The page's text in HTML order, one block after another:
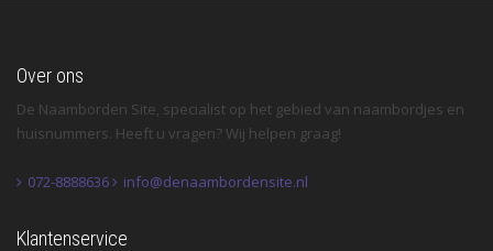
Over ons
De Naamborden Site, specialist op het gebied van naambordjes en
huisnummers. Heeft u vragen? Wij helpen graag!
072-8888636 info@denaambordensite.nl
Klantenservice